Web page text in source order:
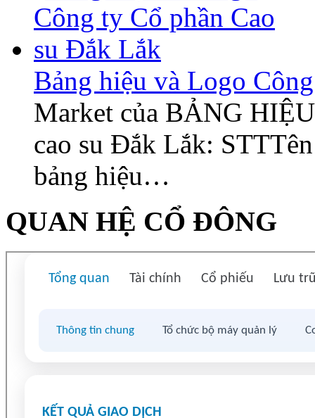
Bảng hiệu và Logo
Market của BẢNG
cao su Đắk Lắk:
bảng hiệu…
QUAN HỆ CỔ ĐÔNG